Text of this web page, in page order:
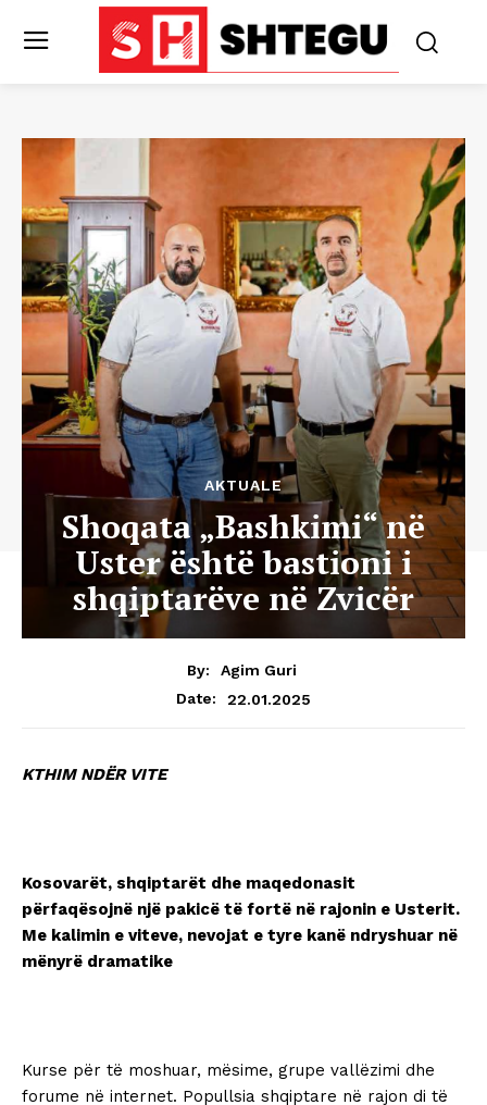
AKTUALE
Shoqata „Bashkimi“ në
Uster është bastioni i
shqiptarëve në Zvicër
By:
Agim Guri
Date:
22.01.2025
KTHIM NDËR VITE
Kosovarët, shqiptarët dhe maqedonasit
përfaqësojnë një pakicë të fortë në rajonin e Usterit.
Me kalimin e viteve, nevojat e tyre kanë ndryshuar në
mënyrë dramatike
Kurse për të moshuar, mësime, grupe vallëzimi dhe
forume në internet. Popullsia shqiptare në rajon di të